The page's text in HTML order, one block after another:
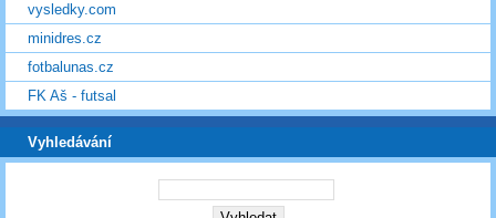
vysledky.com
minidres.cz
fotbalunas.cz
FK Aš - futsal
Vyhledávání